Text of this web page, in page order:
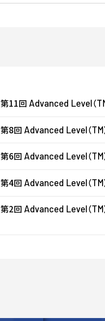
第11回Advanced Level（
第8回 Advanced Level（TM
第6回Advanced Level（TM
第4回 Advanced Level（TM
第2回Advanced Level（TM